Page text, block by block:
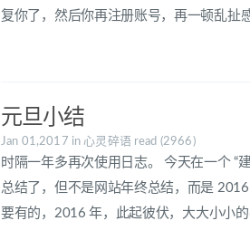
复你了，然后你再注册账号，再一顿乱扯
元旦小结
Jan 01,2017 in心灵碎语 read (2966)
时隔一年多再次使用日志。 今天在一个 “
总结了，但不是网站年终总结，而是
要有的，2016 年，此起彼伏，大大小小